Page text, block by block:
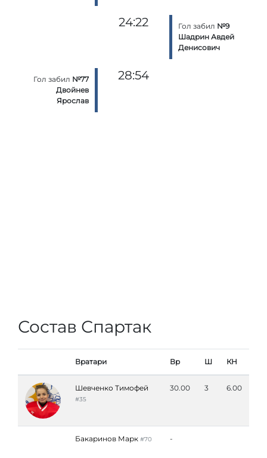
24:22 Гол забил №9
Шадрин Авдей
Денисович
Гол забил №77
Двойнев
Ярослав
28:54
Состав Спартак
Вратари Вр Ш КН
Шевченко Тимофей
#35
30.00 3 6.00
Бакаринов Марк #70 -